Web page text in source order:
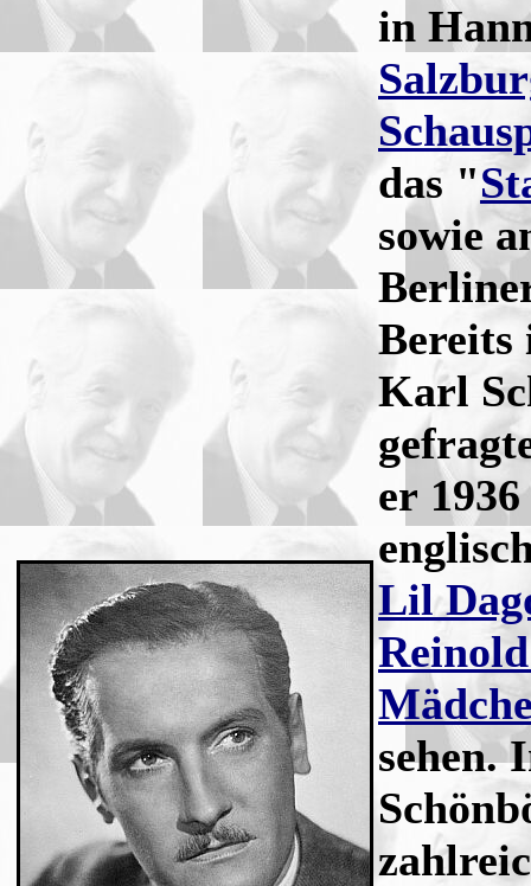
in
das "
sowie
Bereits
Karl
er
Lil
sehen.